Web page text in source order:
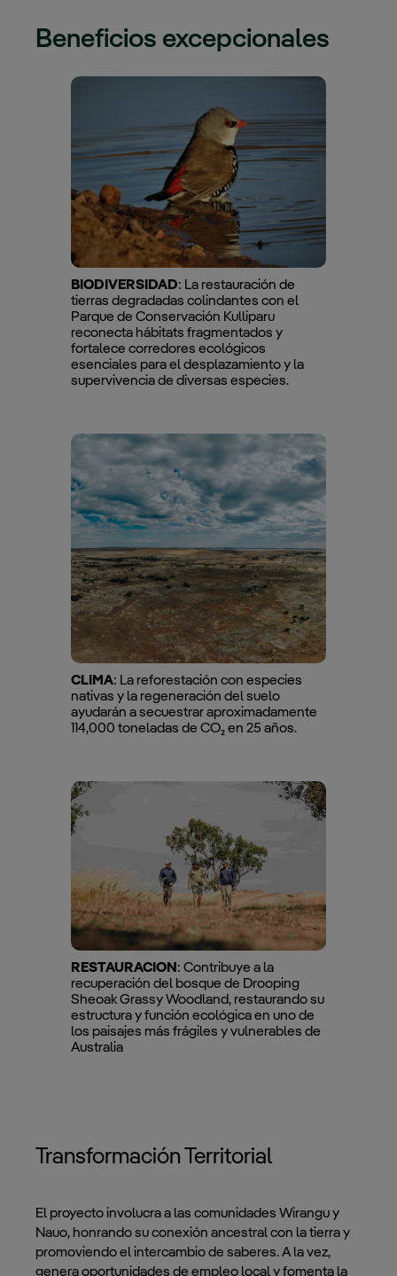
Beneficios excepcionales
BIODIVERSIDAD: La restauración de
tierras degradadas colindantes con el
Parque de Conservación Kulliparu
reconecta hábitats fragmentados y
fortalece corredores ecológicos
esenciales para el desplazamiento y la
supervivencia de diversas especies.
CLIMA: La reforestación con especies
nativas y la regeneración del suelo
ayudarán a secuestrar aproximadamente
114,000 toneladas de CO₂ en 25 años.
RESTAURACION: Contribuye a la
recuperación del bosque de Drooping
Sheoak Grassy Woodland, restaurando su
estructura y función ecológica en uno de
los paisajes más frágiles y vulnerables de
Australia
Transformación Territorial
El proyecto involucra a las comunidades Wirangu y
Nauo, honrando su conexión ancestral con la tierra y
promoviendo el intercambio de saberes. A la vez,
genera oportunidades de empleo local y fomenta la